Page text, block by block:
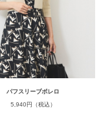
パフスリーブボレロ
5,940円（税込）